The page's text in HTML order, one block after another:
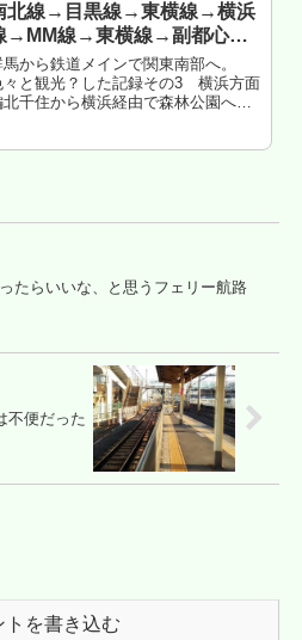
北線→目黒線→東横線→横浜
→MM線→東横線→副都心線
上線に乗車したら、横浜線
一番混んでた（横浜方面に乗
した記録）
馬から鉄道メインで関東南部へ。
々と観光？した記録その3 横浜方面
北千住から横浜経由で森林公園へ帰
たらいいな、と思うフェリー航路
不便だった
トを書き込む